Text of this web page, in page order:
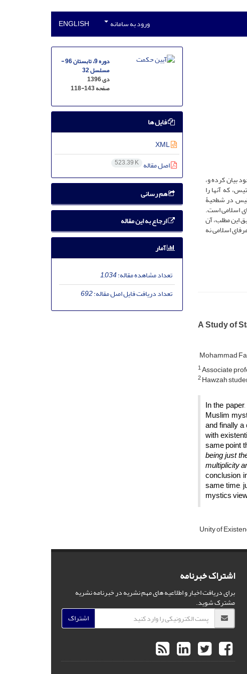
ورود به سامانه ENGLISH
بیان کرده و،
که آنها را
در شطحیۀ
اسلامی است.
این مطلب، آن
اسلامی نه
A Study of
Mohammad
1Associate
2Hawzah
In the
Muslim
and finally
with
same point
being just
multiplicity
conclusion,
same time,
mystics
Unity of
دوره 9، تابستان 96 -
مسلسل 32
دی 1396
صفحه118-143
فایل ها
XML
اصل مقاله 523.39 K
هم رسانی
ارجاع به این مقاله
آمار
تعداد مشاهده مقاله:1,034
تعداد دریافت فایل اصل مقاله:692
اشتراک خبرنامه
برای دریافت اخبار و اطلاعیه های مهم نشریه در خبرنامه نشریه
مشترک شوید.
اشتراک